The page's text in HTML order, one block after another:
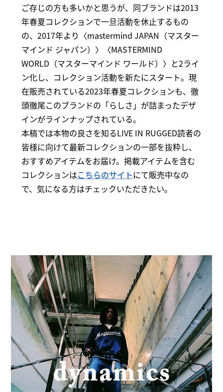
ご存じの方も多いかと思うが、同ブランドは2013
年春夏コレクションで一旦活動を休止するもの
の、2017年より〈mastermind JAPAN（マスター
マインド ジャパン）〉〈MASTERMIND
WORLD（マスターマインド ワールド）〉と2ライ
ン化し、コレクション活動を新たにスタート。現
在販売されている2023年春夏コレクションも、徹
頭徹尾このブランドの「らしさ」が詰まったデザ
インがラインナップされている。
本稿では本物の良さを知るLIVE IN RUGGED読者の
皆様に向けて最新コレクションの一部を抜粋し、
おすすめアイテムをお届け。掲載アイテムを含む
コレクションはこちらのサイトにて販売中なの
で、気になる方はチェックいただきたい。